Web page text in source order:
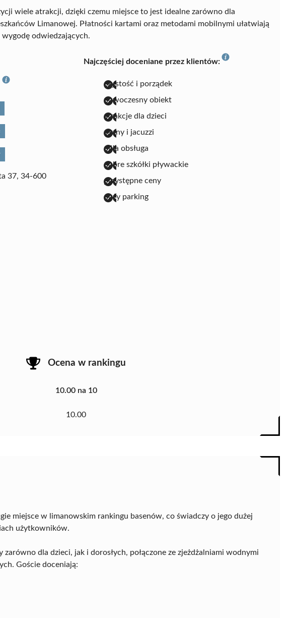
wiele atrakcji, dzięki czemu miejsce to jest idealne zarówno dla
Limanowej. Płatności kartami oraz metodami mobilnymi ułatwiają
odwiedzających.
37, 34-600
Najczęściej doceniane przez klientów:
czystość i porządek
nowoczesny obiekt
atrakcje dla dzieci
sauny i jacuzzi
miła obsługa
dobre szkółki pływackie
przystępne ceny
duży parking
Ocena w rankingu
10.00 na 10
10.00
miejsce w limanowskim rankingu basenów, co świadczy o jego dużej
użytkowników.
dla dzieci, jak i dorosłych, połączone ze zjeżdżalniami wodnymi
Goście doceniają: